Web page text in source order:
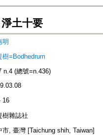
土十要
明
樹=Bodhedrum
n.4 (總號=n.436)
16
樹雜誌社
市, 臺灣 [Taichung shih, Taiwan]